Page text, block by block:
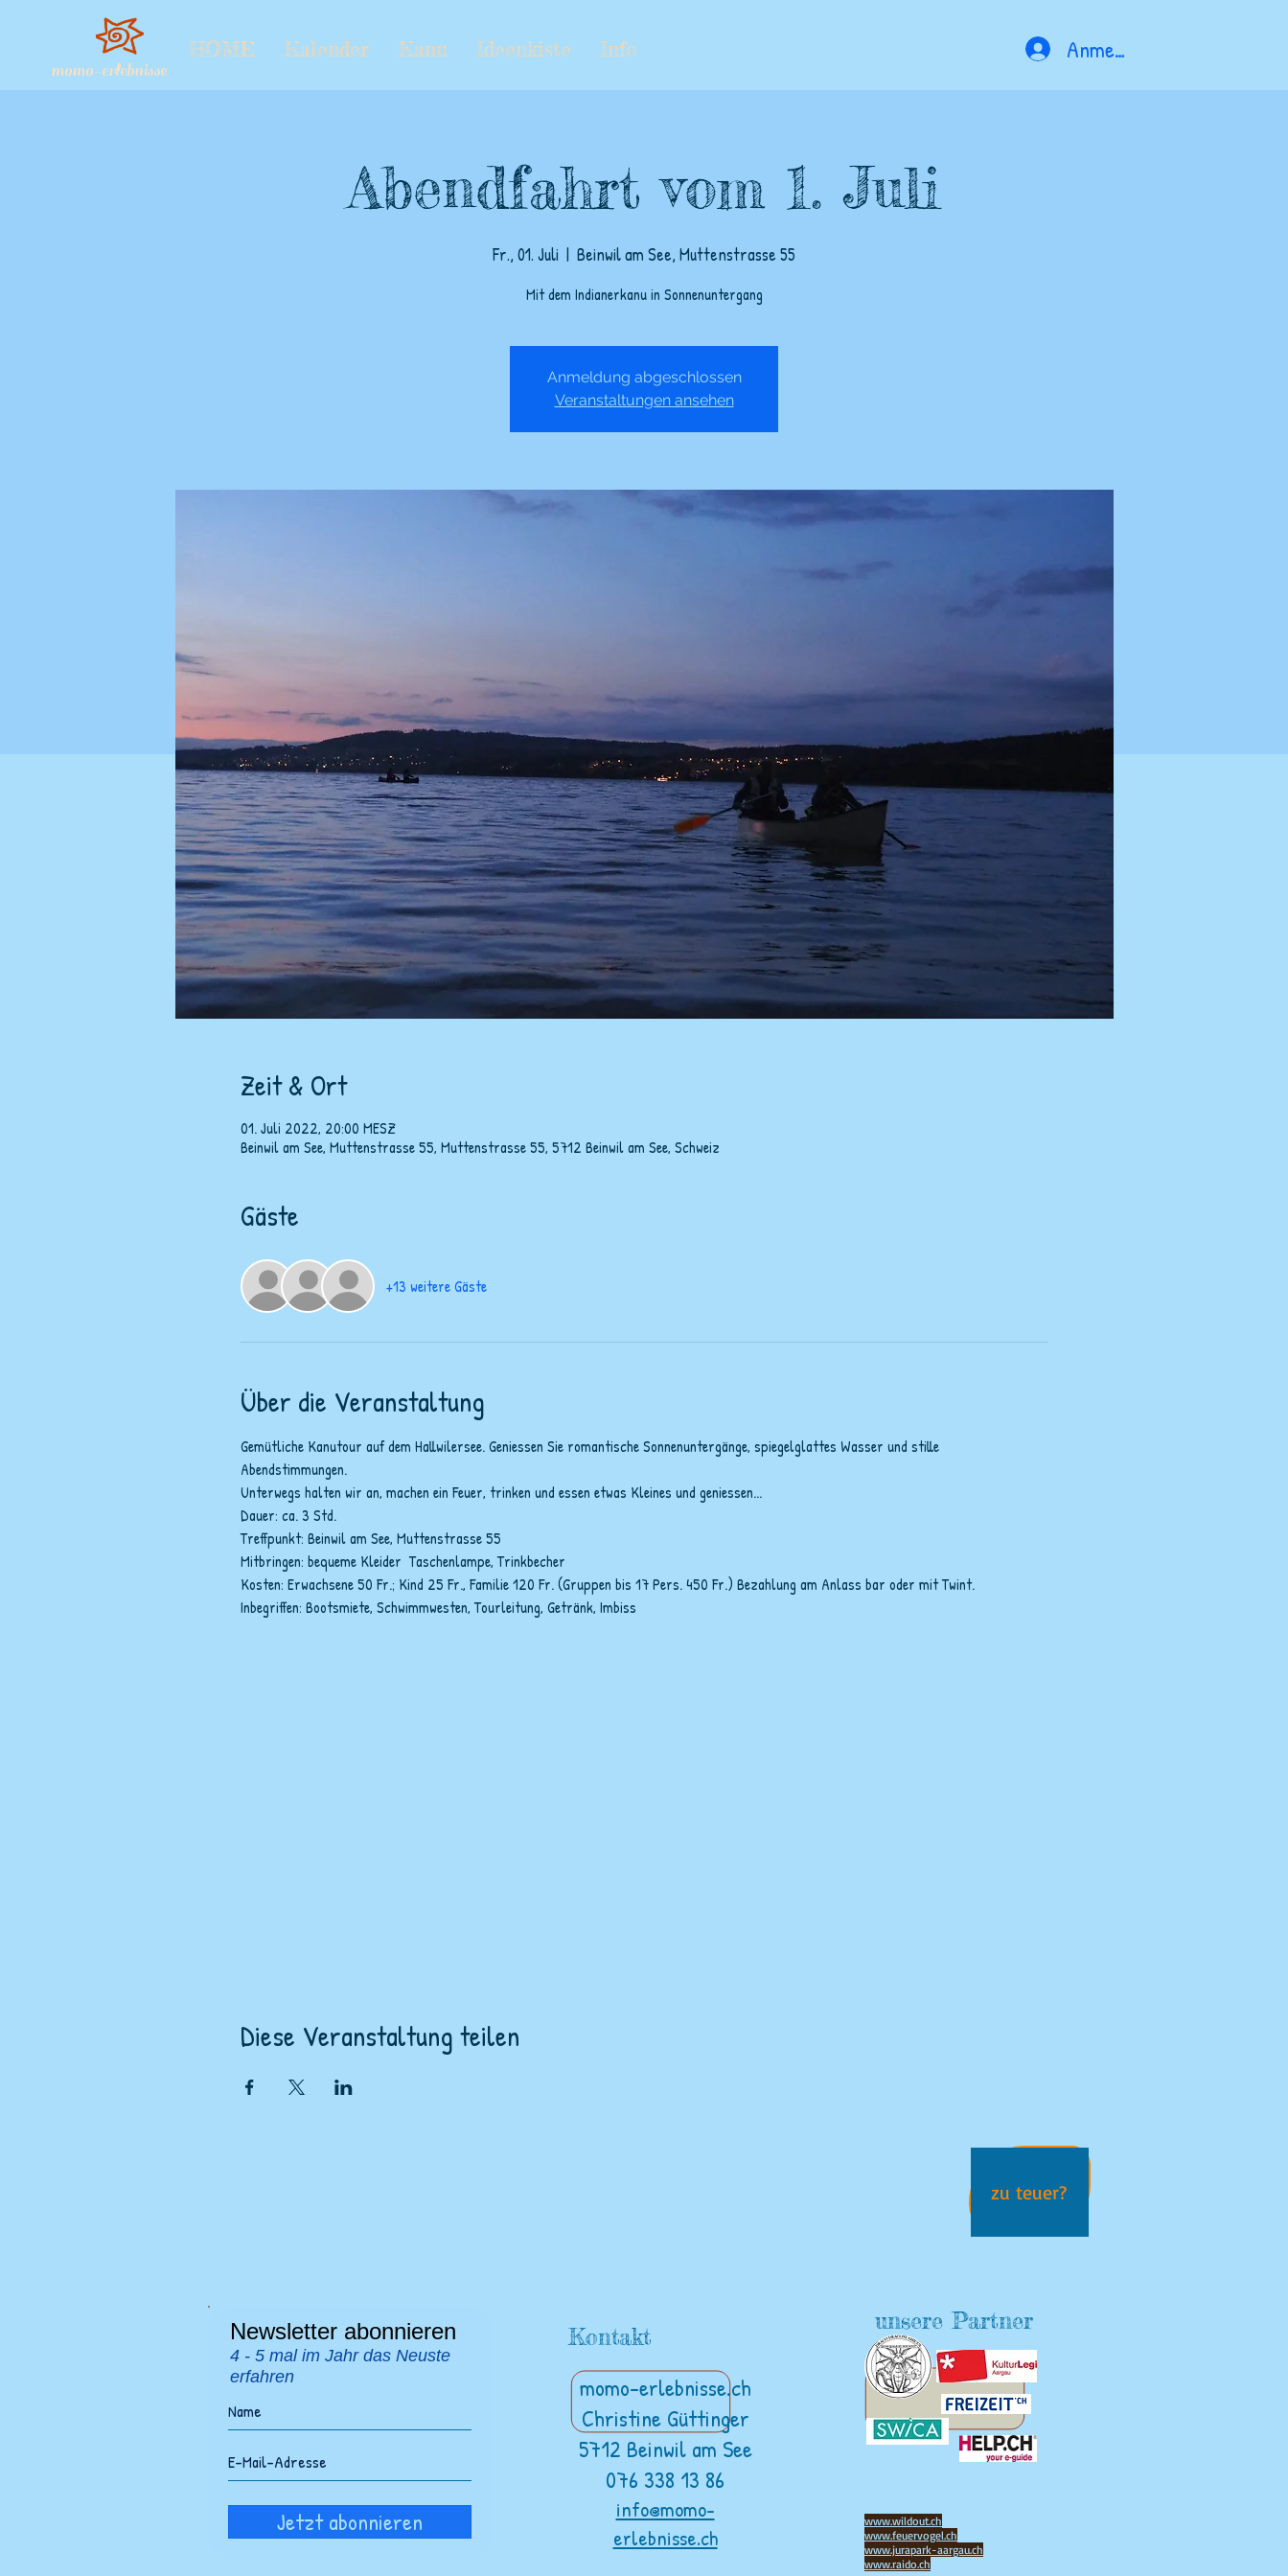
momo-erlebnisse
HOME Kalender Kanu Ideenkiste Info Anmelden
Abendfahrt vom 1. Juli
Fr., 01. Juli
  |
Beinwil am See, Muttenstrasse 55
Mit dem Indianerkanu in Sonnenuntergang
Anmeldung abgeschlossen
Veranstaltungen ansehen
Zeit & Ort
01. Juli 2022, 20:00 MESZ
Beinwil am See, Muttenstrasse 55, Muttenstrasse 55, 5712 Beinwil am See, Schweiz
Gäste
+13 weitere Gäste
Über die Veranstaltung
Gemütliche Kanutour auf dem Hallwilersee. Geniessen Sie romantische Sonnenuntergänge, spiegelglattes Wasser und stille
Abendstimmungen.
Unterwegs halten wir an, machen ein Feuer, trinken und essen etwas Kleines und geniessen...
Dauer: ca. 3 Std.
Treffpunkt: Beinwil am See, Muttenstrasse 55
Mitbringen: bequeme Kleider  Taschenlampe, Trinkbecher
Kosten: Erwachsene 50 Fr.; Kind 25 Fr., Familie 120 Fr. (Gruppen bis 17 Pers. 450 Fr.) Bezahlung am Anlass bar oder mit Twint.
Inbegriffen: Bootsmiete, Schwimmwesten, Tourleitung, Getränk, Imbiss
Diese Veranstaltung teilen
zu teuer?
Newsletter abonnieren
4 - 5 mal im Jahr das Neuste
erfahren
Jetzt abonnieren
Kontakt
momo-erlebnisse.ch
Christine Güttinger
5712 Beinwil am See
076 338 13 86
info@momo-
erlebnisse.ch
www.wildout.ch
www.feuervogel.ch
www.jurapark-aargau.ch
www.raido.ch
unsere Partner